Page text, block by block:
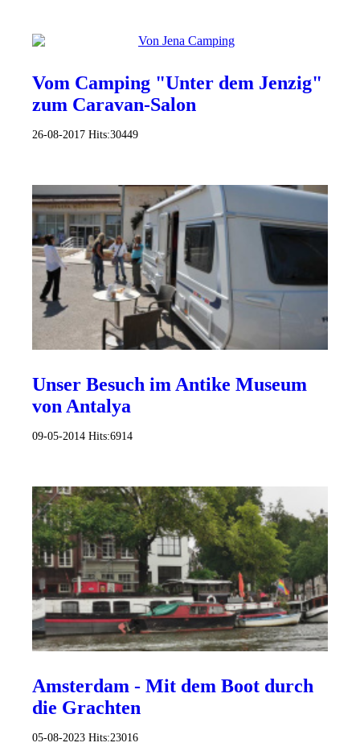
Vom Camping "Unter dem Jenzig"
zum Caravan-Salon
26-08-2017 Hits:30449
Unser Besuch im Antike Museum
von Antalya
09-05-2014 Hits:6914
Amsterdam - Mit dem Boot durch
die Grachten
05-08-2023 Hits:23016